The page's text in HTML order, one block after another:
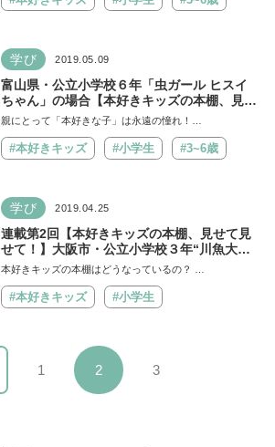
学び 2019.05.09
富山県・公立小学校６年「虫ガール ヒスイ
ちゃん」の場合【本好きキッズの本棚、見せ
て見せて！第３回】
親にとって「本好きな子」は永遠の憧れ！…
#本好きキッズ #小学生 #3~6歳
学び 2019.04.25
連載第2回【本好きキッズの本棚、見せて見
せて！】大阪市・公立小学校３年“川魚大好
き”ミノルくんの場合
本好きキッズの本棚はどうなっているの？ …
#本好きキッズ #小学生
1 2 3